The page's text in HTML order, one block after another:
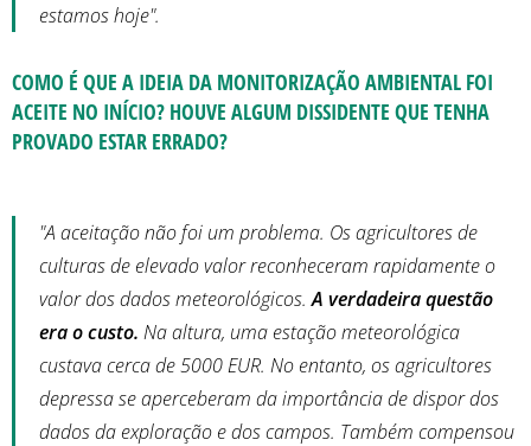
estamos hoje".
COMO É QUE A IDEIA DA MONITORIZAÇÃO AMBIENTAL FOI
ACEITE NO INÍCIO? HOUVE ALGUM DISSIDENTE QUE TENHA
PROVADO ESTAR ERRADO?
"A aceitação não foi um problema. Os agricultores de
culturas de elevado valor reconheceram rapidamente o
valor dos dados meteorológicos.A verdadeira questão
era o custo. Na altura, uma estação meteorológica
custava cerca de 5000 EUR. No entanto, os agricultores
depressa se aperceberam da importância de dispor dos
dados da exploração e dos campos. Também compensou